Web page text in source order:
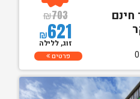
חינם
₪703
₪621
זוג, ללילה
פרטים